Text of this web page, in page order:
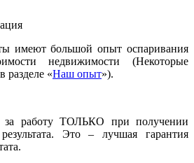
имеют большой опыт оспаривания
недвижимости (Некоторые
разделе «Наш опыт»).
работу ТОЛЬКО при получении
Это – лучшая гарантия